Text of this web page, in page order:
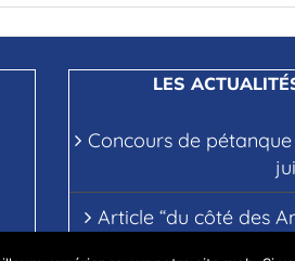
LES
Concours de
Article “du côté des